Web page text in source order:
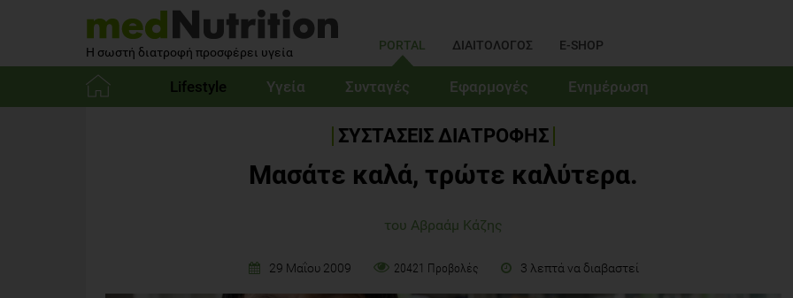
Η σωστή διατροφή προσφέρει υγεία PORTAL ΔΙΑΙΤΟΛΟΓΟΣ E-SHOP
Lifestyle Υγεία Συνταγές Εφαρμογές Ενημέρωση
ΣΥΣΤΑΣΕΙΣ ΔΙΑΤΡΟΦΗΣ
Μασάτε καλά, τρώτε καλύτερα.
του Αβραάμ Κάζης
29 Μαΐου 2009 20421 Προβολές 3 λεπτά να διαβαστεί